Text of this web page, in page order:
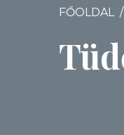
FŐOLDAL